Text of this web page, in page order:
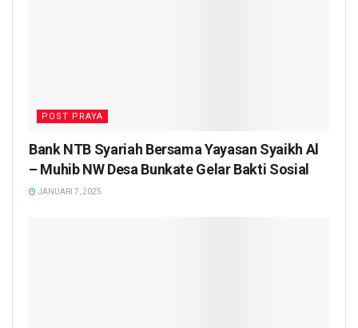
POST PRAYA
Bank NTB Syariah Bersama Yayasan Syaikh Al
– Muhib NW Desa Bunkate Gelar Bakti Sosial
JANUARI 7, 2025